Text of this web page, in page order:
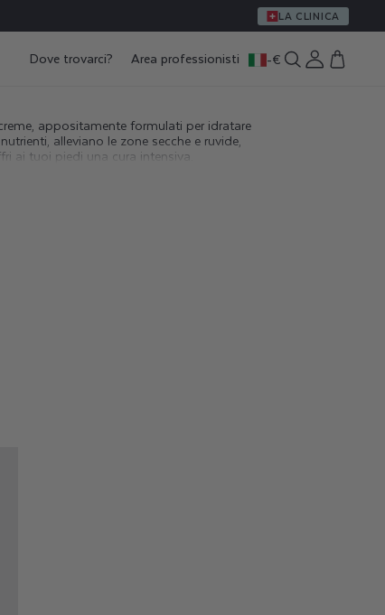
LA CLINICA
Dove trovarci? Area professionisti -€ AccediCarrello
appositamente formulati per idratare
alleviano le zone secche e ruvide,
ai tuoi piedi una cura intensiva.